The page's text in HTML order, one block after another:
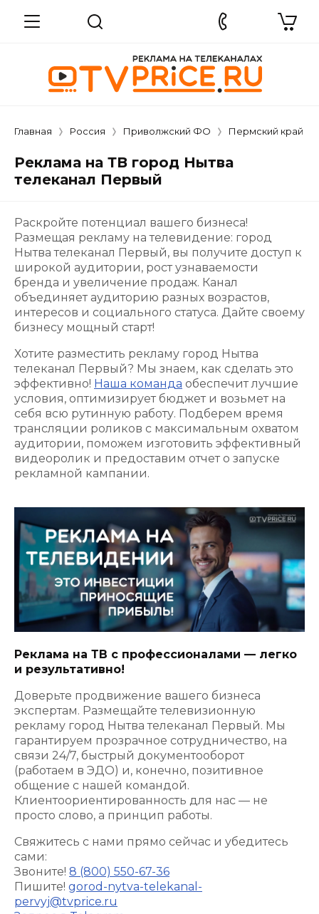
Главная Россия Приволжский ФО Пермский край
Реклама на ТВ город Нытва
телеканал Первый
Раскройте потенциал вашего бизнеса!
Размещая рекламу на телевидение: город
Нытва телеканал Первый, вы получите доступ к
широкой аудитории, рост узнаваемости
бренда и увеличение продаж. Канал
объединяет аудиторию разных возрастов,
интересов и социального статуса. Дайте своему
бизнесу мощный старт!
Хотите разместить рекламу город Нытва
телеканал Первый? Мы знаем, как сделать это
эффективно! Наша команда обеспечит лучшие
условия, оптимизирует бюджет и возьмет на
себя всю рутинную работу. Подберем время
трансляции роликов с максимальным охватом
аудитории, поможем изготовить эффективный
видеоролик и предоставим отчет о запуске
рекламной кампании.
Реклама на ТВ с профессионалами — легко
и результативно!
Доверьте продвижение вашего бизнеса
экспертам. Размещайте телевизионную
рекламу город Нытва телеканал Первый. Мы
гарантируем прозрачное сотрудничество, на
связи 24/7, быстрый документооборот
(работаем в ЭДО) и, конечно, позитивное
общение с нашей командой.
Клиентоориентированность для нас — не
просто слово, а принцип работы.
Свяжитесь с нами прямо сейчас и убедитесь
сами:
Звоните! 8 (800) 550-67-36
Пишите! gorod-nytva-telekanal-
pervyj@tvprice.ru